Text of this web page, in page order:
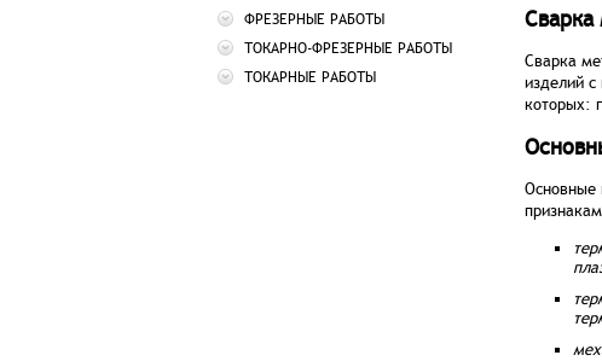
ФРЕЗЕРНЫЕ РАБОТЫ
ТОКАРНО-ФРЕЗЕРНЫЕ РАБОТЫ
ТОКАРНЫЕ РАБОТЫ
Сварка
Сварка
изделий с
которых:
Основные